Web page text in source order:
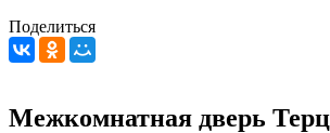
Поделиться
Межкомнатная дверь